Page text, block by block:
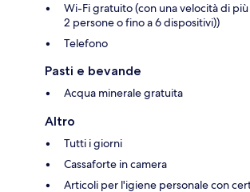
Wi-Fi gratuito (con una velocità di
2 persone o fino a 6 dispositivi))
Telefono
Pasti e bevande
Acqua minerale gratuita
Altro
Tutti i giorni
Cassaforte in camera
Articoli per l'igiene personale con